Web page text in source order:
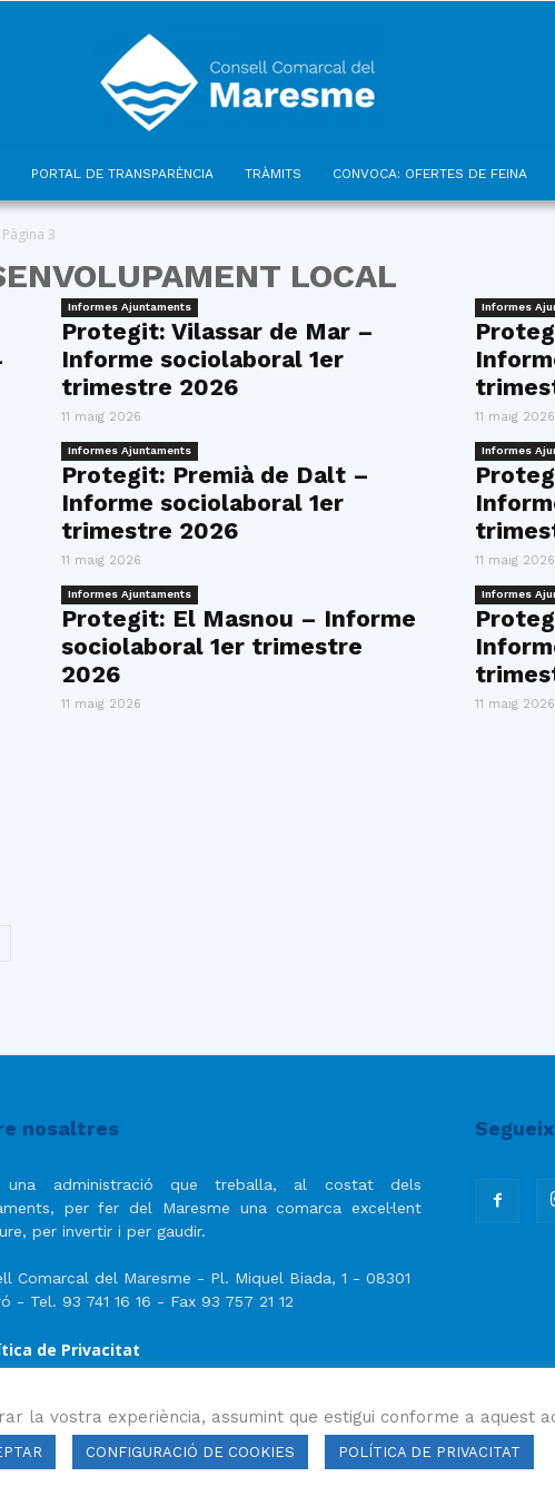
Comarcal
del
Maresme
PORTAL DE TRANSPARÈNCIA TRÀMITS CONVOCA: OFERTES DE FEINA
Pàgina 3
LOCAL
Informes Ajuntaments
Protegit: Vilassar de Mar –
Informe sociolaboral 1er
trimestre 2026
11 maig 2026
Informes
11 maig 2026
Informes Ajuntaments
Protegit: Premià de Dalt –
Informe sociolaboral 1er
trimestre 2026
11 maig 2026
Informes
11 maig 2026
Informes Ajuntaments
Protegit: El Masnou – Informe
sociolaboral 1er trimestre
2026
11 maig 2026
Informes
11 maig 2026
nosaltres
una administració que treballa, al costat dels
per fer del Maresme una comarca excel·lent
per invertir i per gaudir.
Comarcal del Maresme - Pl. Miquel Biada, 1 - 08301
- Tel. 93 741 16 16 - Fax 93 757 21 12
de Privacitat
la vostra experiència, assumint que estigui conforme a aquest
CONFIGURACIÓ DE COOKIES POLÍTICA DE PRIVACITAT